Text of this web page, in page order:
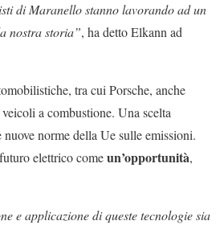
di Maranello stanno lavorando ad un
nostra storia”, ha detto Elkann ad
tra cui Porsche, anche
a combustione. Una scelta
norme della Ue sulle emissioni.
elettrico comeun’opportunità,
e applicazione di queste tecnologie sia